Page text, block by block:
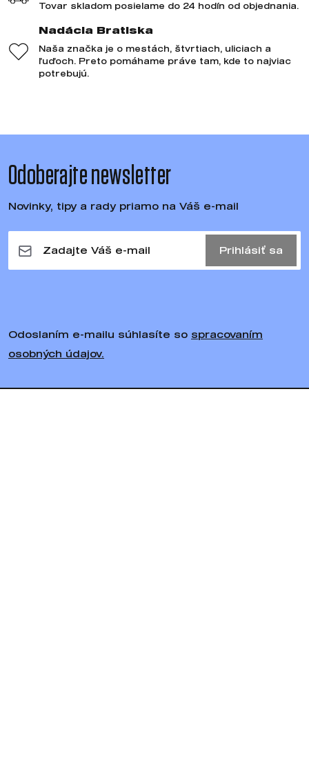
Tovar skladom posielame do 24 hodín od objednania.
Nadácia Bratiska
Naša značka je o mestách, štvrtiach, uliciach a
ľuďoch. Preto pomáhame práve tam, kde to najviac
potrebujú.
Odoberajte newsletter
Novinky, tipy a rady priamo na Váš e-mail
Prihlásiť sa
Odoslaním e-mailu súhlasíte so spracovaním
osobných údajov.